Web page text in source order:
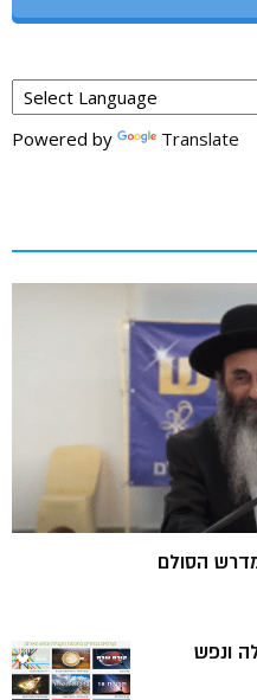
Powered by Translate
הסולם
ונפש